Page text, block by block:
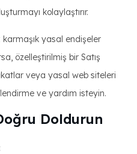
kolaylaştırır.
karmaşık yasal endişeler
özelleştirilmiş bir Satış
veya yasal web siteleri
ve yardım isteyin.
Doldurun